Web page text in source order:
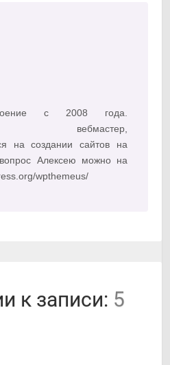
с 2008 года.
вебмастер,
на создании сайтов на
Алексею можно на
wpthemeus/
к записи: 5